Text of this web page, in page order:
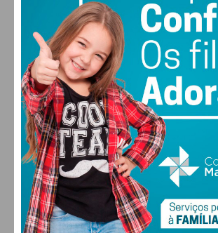
Eu li e concordo com os
condições
FARMACIAS DE SERVIÇO EM
FERREIRA